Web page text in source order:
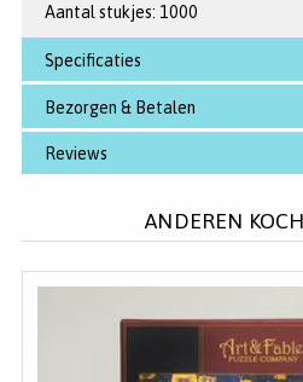
Aantal stukjes: 1000
Specificaties
Bezorgen & Betalen
Reviews
ANDEREN